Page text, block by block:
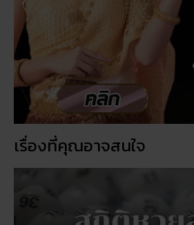
เรื่องที่คุณอาจสนใจ
สถิติหวยลาววันอังคาร วิเคราะห์ตัวเ